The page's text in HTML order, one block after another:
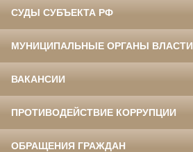
СУДЫ СУБЪЕКТА РФ
МУНИЦИПАЛЬНЫЕ ОРГАНЫ ВЛАСТИ
ВАКАНСИИ
ПРОТИВОДЕЙСТВИЕ КОРРУПЦИИ
ОБРАЩЕНИЯ ГРАЖДАН